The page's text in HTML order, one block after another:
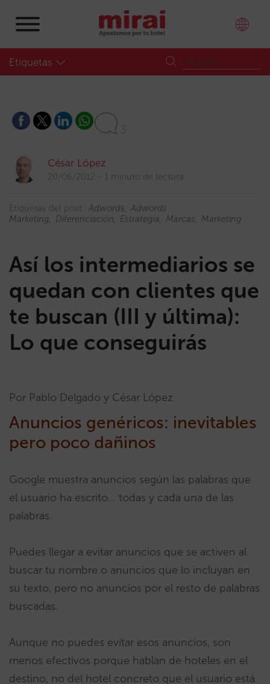
Etiquetas
3
César López
20/06/2012 1 minuto de lectura
Etiquetas del post: Adwords
Adwords
Marketing
Diferenciación Estrategia Marcas Marketing
Así los intermediarios se
quedan con clientes que
te buscan (III y última):
Lo que conseguirás
Por Pablo Delgado y César López
Anuncios genéricos: inevitables
pero poco dañinos
Google muestra anuncios según las palabras que
el usuario ha escrito… todas y cada una de las
palabras.
Puedes llegar a evitar anuncios que se activen al
buscar tu nombre o anuncios que lo incluyan en
su texto, pero no anuncios por el resto de palabras
buscadas.
Aunque no puedes evitar esos anuncios, son
menos efectivos porque hablan de hoteles en el
destino, no del hotel concreto que el usuario está